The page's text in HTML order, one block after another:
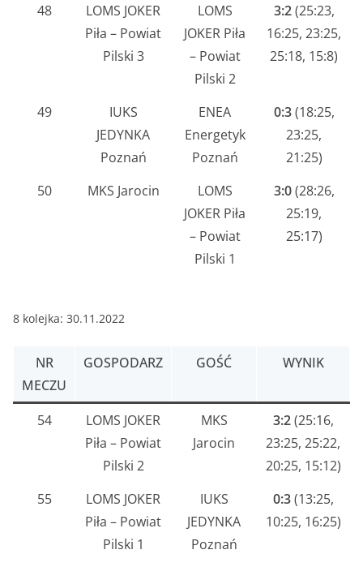
48
LOMS JOKER
Piła – Powiat
Pilski 3
LOMS
JOKER Piła
– Powiat
Pilski 2
3:2(25:23,
16:25, 23:25,
25:18, 15:8)
49
IUKS
JEDYNKA
Poznań
ENEA
Energetyk
Poznań
0:3(18:25,
23:25,
21:25)
50
MKS Jarocin
LOMS
JOKER Piła
– Powiat
Pilski 1
3:0(28:26,
25:19,
25:17)
8 kolejka: 30.11.2022
NR
MECZU
GOSPODARZ GOŚĆ WYNIK
54
LOMS JOKER
Piła – Powiat
Pilski 2
MKS
Jarocin
3:2(25:16,
23:25, 25:22,
20:25, 15:12)
55
LOMS JOKER
Piła – Powiat
Pilski 1
IUKS
JEDYNKA
Poznań
0:3(13:25,
10:25, 16:25)